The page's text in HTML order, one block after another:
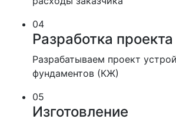
04
Разработка проекта
Разрабатываем проект
фундаментов (КЖ)
05
Изготовление